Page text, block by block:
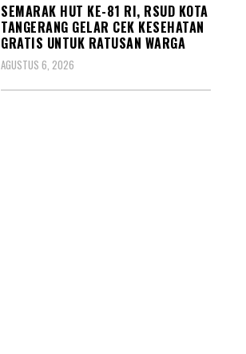
SEMARAK HUT KE-81 RI, RSUD KOTA
TANGERANG GELAR CEK KESEHATAN
GRATIS UNTUK RATUSAN WARGA
AGUSTUS 6, 2026